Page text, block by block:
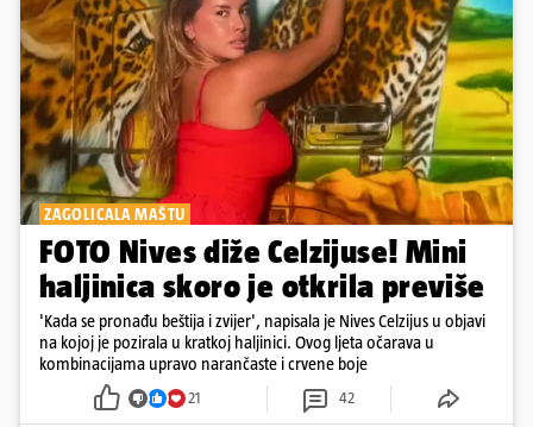
ZAGOLICALA MAŠTU
FOTO Nives diže Celzijuse! Mini
haljinica skoro je otkrila previše
'Kada se pronađu beštija i zvijer', napisala je Nives Celzijus u objavi
na kojoj je pozirala u kratkoj haljinici. Ovog ljeta očarava u
kombinacijama upravo narančaste i crvene boje
21 42